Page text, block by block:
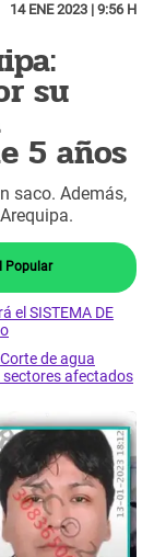
14 ENE 2023 | 9:56 H
su
5 años
saco. Además,
Popular
el SISTEMA DE
de agua
sectores afectados